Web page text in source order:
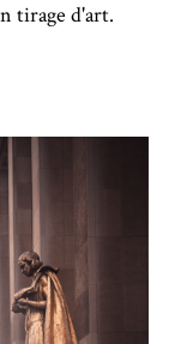
tirage d'art.